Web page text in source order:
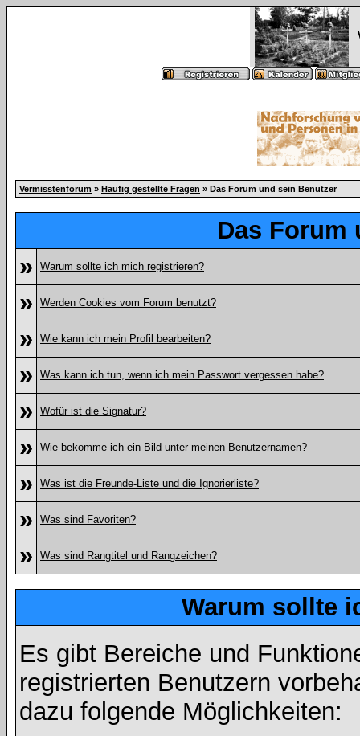
Vermisstenforum » Häufig gestellte Fragen » Das Forum und sein Benutzer
Das Forum
»
Warum sollte ich mich registrieren?
» Werden Cookies vom Forum benutzt?
» Wie kann ich mein Profil bearbeiten?
» Was kann ich tun, wenn ich mein Passwort vergessen habe?
» Wofür ist die Signatur?
» Wie bekomme ich ein Bild unter meinen Benutzernamen?
» Was ist die Freunde-Liste und die Ignorierliste?
» Was sind Favoriten?
» Was sind Rangtitel und Rangzeichen?
Warum sollte
Es gibt Bereiche und
registrierten Benutzern
dazu folgende Möglichkeiten: